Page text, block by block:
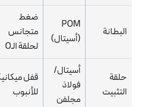
البطانة
POM
(أسيتال)
ضغط
متجانس
لحلقة الـO
حلقة
التثبيت
أسيتال/
فولاذ
مجلفن
قفل ميكانيكي
للأنبوب